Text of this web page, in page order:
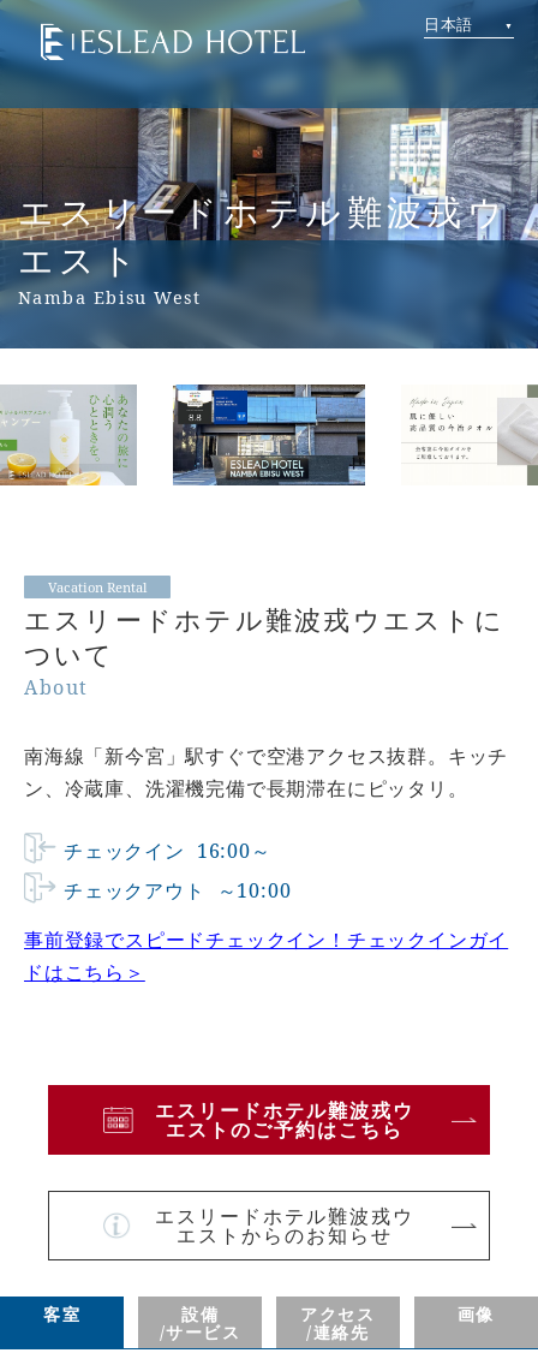
日本語
エスリードホテル難波戎ウ
エスト
Namba Ebisu West
Vacation Rental
エスリードホテル難波戎ウエストに
ついて
About
南海線「新今宮」駅すぐで空港アクセス抜群。キッチ
ン、冷蔵庫、洗濯機完備で長期滞在にピッタリ。
チェックイン 16:00～
チェックアウト
～10:00
事前登録でスピードチェックイン！チェックインガイ
ドはこちら＞
エスリードホテル難波戎ウ
エストのご予約はこちら
エスリードホテル難波戎ウ
エストからのお知らせ
客室 設備
/サービス
アクセス
/連絡先
画像